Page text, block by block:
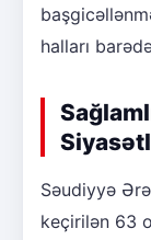
halları
Səudiyyə
keçirilən 63